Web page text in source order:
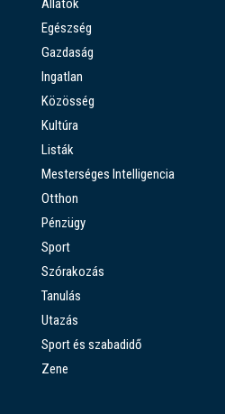
Állatok
Egészség
Gazdaság
Ingatlan
Közösség
Kultúra
Listák
Mesterséges Intelligencia
Otthon
Pénzügy
Sport
Szórakozás
Tanulás
Utazás
Sport és szabadidő
Zene